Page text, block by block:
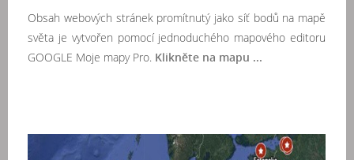
Obsah webových stránek promítnutý jako síť bodů na mapě
světa je vytvořen pomocí jednoduchého mapového editoru
GOOGLE Moje mapy Pro. Klikněte na mapu ...